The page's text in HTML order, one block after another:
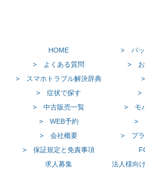
HOME
> バッ
> よくある質問
> お
> スマホトラブル解決辞典
> 症状で探す
>
> 中古販売一覧
> モ
> WEB予約
>
> 会社概要
> プラ
> 保証規定と免責事項
求人募集
法人様向